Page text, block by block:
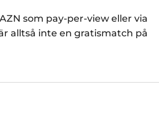
som pay-per-view eller via
alltså inte en gratismatch på